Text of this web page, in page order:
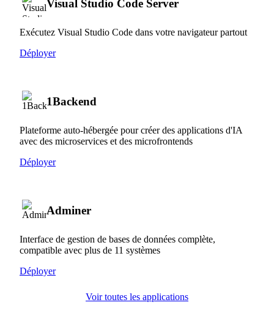
Visual Studio Code Server
Exécutez Visual Studio Code dans votre navigateur partout
Déployer
1Backend
Plateforme auto-hébergée pour créer des applications d'IA
avec des microservices et des microfrontends
Déployer
Adminer
Interface de gestion de bases de données complète,
compatible avec plus de 11 systèmes
Déployer
Voir toutes les applications